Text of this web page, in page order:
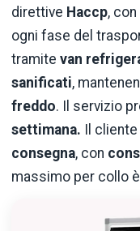
direttive Haccp,
ogni fase del
tramite van
sanificati,
freddo. Il servizio
settimana. Il
consegna, con
massimo per collo